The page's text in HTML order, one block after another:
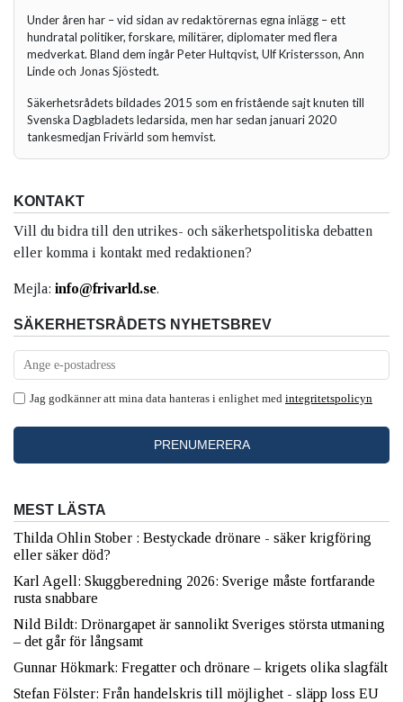
Under åren har – vid sidan av redaktörernas egna inlägg – ett
hundratal politiker, forskare, militärer, diplomater med flera
medverkat. Bland dem ingår Peter Hultqvist, Ulf Kristersson, Ann
Linde och Jonas Sjöstedt.
Säkerhetsrådets bildades 2015 som en fristående sajt knuten till
Svenska Dagbladets ledarsida, men har sedan januari 2020
tankesmedjan Frivärld som hemvist.
KONTAKT
Vill du bidra till den utrikes- och säkerhetspolitiska debatten
eller komma i kontakt med redaktionen?
Mejla: info@frivarld.se.
SÄKERHETSRÅDETS NYHETSBREV
Jag godkänner att mina data hanteras i enlighet med integritetspolicyn
MEST LÄSTA
Thilda Ohlin Stober : Bestyckade drönare - säker krigföring
eller säker död?
Karl Agell: Skuggberedning 2026: Sverige måste fortfarande
rusta snabbare
Nild Bildt: Drönargapet är sannolikt Sveriges största utmaning
– det går för långsamt
Gunnar Hökmark: Fregatter och drönare – krigets olika slagfält
Stefan Fölster: Från handelskris till möjlighet - släpp loss EU